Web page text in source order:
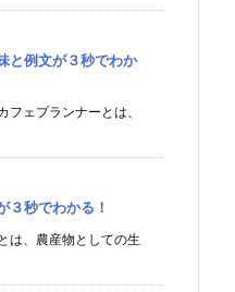
と例文が３秒でわか
フェプランナーとは、
３秒でわかる！
は、農産物としての生